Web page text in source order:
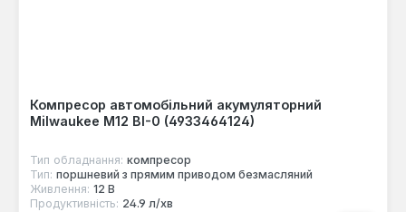
Компресор автомобільний акумуляторний
Milwaukee M12 BI-0 (4933464124)
Тип обладнання: компресор
Тип: поршневий з прямим приводом безмасляний
Живлення: 12 В
Продуктивність: 24.9 л/хв